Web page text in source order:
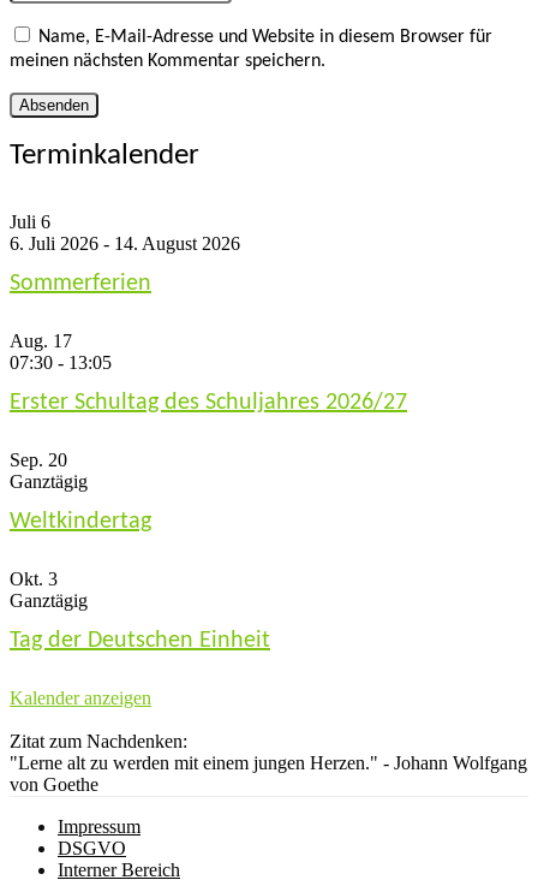
Name, E-Mail-Adresse und Website in diesem Browser für
meinen nächsten Kommentar speichern.
Terminkalender
Juli 6
6. Juli 2026 - 14. August 2026
Sommerferien
Aug. 17
07:30 - 13:05
Erster Schultag des Schuljahres 2026/27
Sep. 20
Ganztägig
Weltkindertag
Okt. 3
Ganztägig
Tag der Deutschen Einheit
Kalender anzeigen
Zitat zum Nachdenken:
"Lerne alt zu werden mit einem jungen Herzen." - Johann Wolfgang
von Goethe
Impressum
DSGVO
Interner Bereich